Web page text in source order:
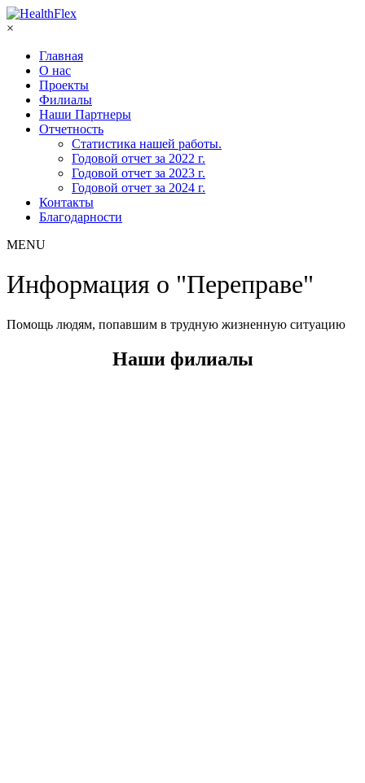
×
Главная
О нас
Проекты
Филиалы
Наши Партнеры
Отчетность
Статистика нашей работы.
Годовой отчет за 2022 г.
Годовой отчет за 2023 г.
Годовой отчет за 2024 г.
Контакты
Благодарности
MENU
Информация о "Переправе"
Помощь людям, попавшим в трудную жизненную ситуацию
Наши филиалы